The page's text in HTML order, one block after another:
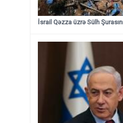
İsrail Qəzza üzrə Sülh